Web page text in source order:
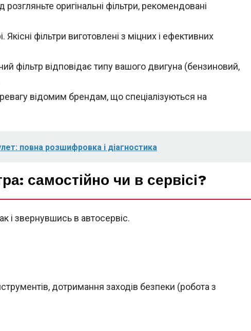
оригінальні фільтри, рекомендовані
фільтри виготовлені з міцних і ефективних
фільтр відповідає типу вашого двигуна (бензиновий,
відомим брендам, що спеціалізуються на
повна розшифровка і діагностика
самостійно чи в сервісі?
і звернувшись в автосервіс.
дотримання заходів безпеки (робота з